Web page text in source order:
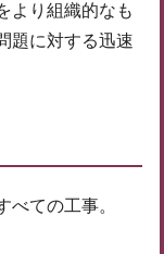
より組織的なも
題に対する迅速
ての工事。